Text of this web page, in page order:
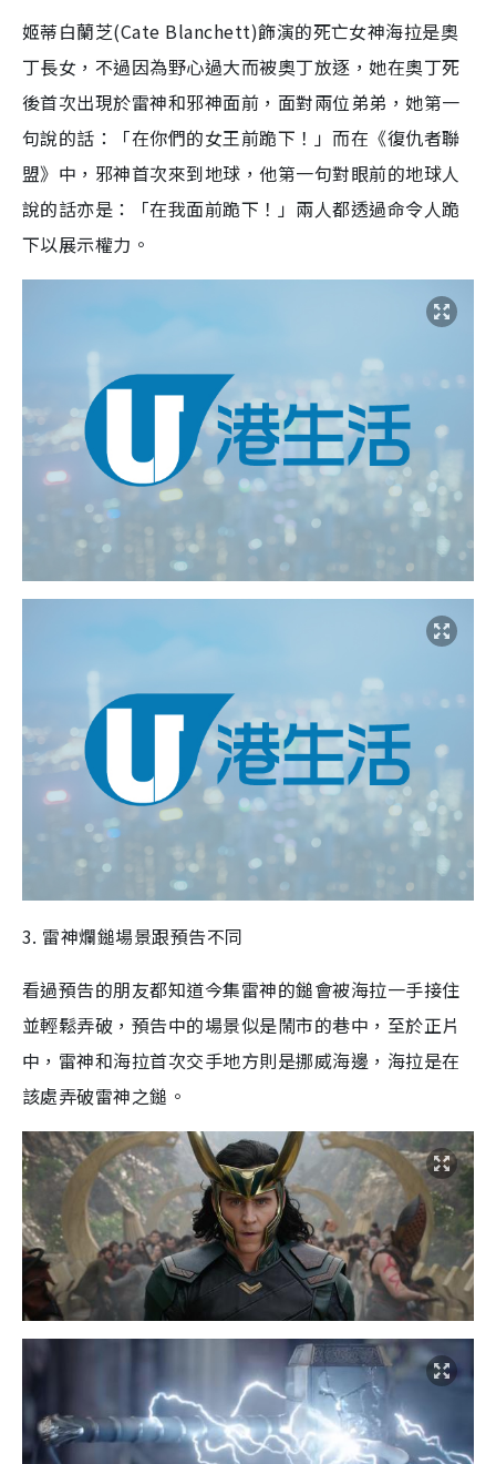
姬蒂白蘭芝(Cate Blanchett)飾演的死亡女神海拉是奧
丁長女，不過因為野心過大而被奧丁放逐，她在奧丁死
後首次出現於雷神和邪神面前，面對兩位弟弟，她第一
句說的話：「在你們的女王前跪下！」而在《復仇者聯
盟》中，邪神首次來到地球，他第一句對眼前的地球人
說的話亦是：「在我面前跪下！」兩人都透過命令人跪
下以展示權力。
3. 雷神爛鎚場景跟預告不同
看過預告的朋友都知道今集雷神的鎚會被海拉一手接住
並輕鬆弄破，預告中的場景似是鬧市的巷中，至於正片
中，雷神和海拉首次交手地方則是挪威海邊，海拉是在
該處弄破雷神之鎚。